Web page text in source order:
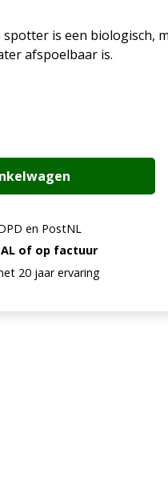
spotter is een
afspoelbaar is.
en PostNL
of op factuur
20 jaar ervaring